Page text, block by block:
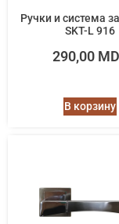
Ручки и система
SKT-L 916
290,00
В корзину